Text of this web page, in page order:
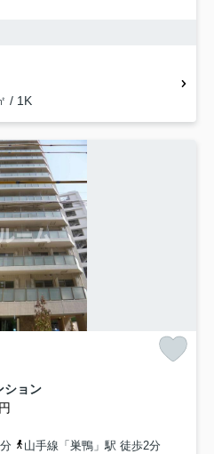
/ 1K
ション
山手線「巣鴨」駅 徒歩2分